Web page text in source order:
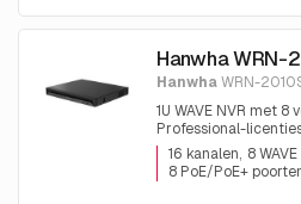
Hanwha
HanwhaWRN-
1U WAVE NVR met
Professional-
met 8 PoE/PoE+
HDD Bays (maximaal
inbegrepen
16 kanalen 8
8 PoE/PoE+